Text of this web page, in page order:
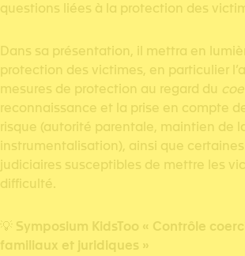
questions liées à la protection des
Dans sa présentation, il mettra en
protection des victimes, en particulier
mesures de protection au regard du
reconnaissance et la prise en compte
risque (autorité parentale, maintien de
instrumentalisation), ainsi que
judiciaires susceptibles de mettre les
difficulté.
💡 Symposium KidsToo « Contrôle
familiaux et juridiques »